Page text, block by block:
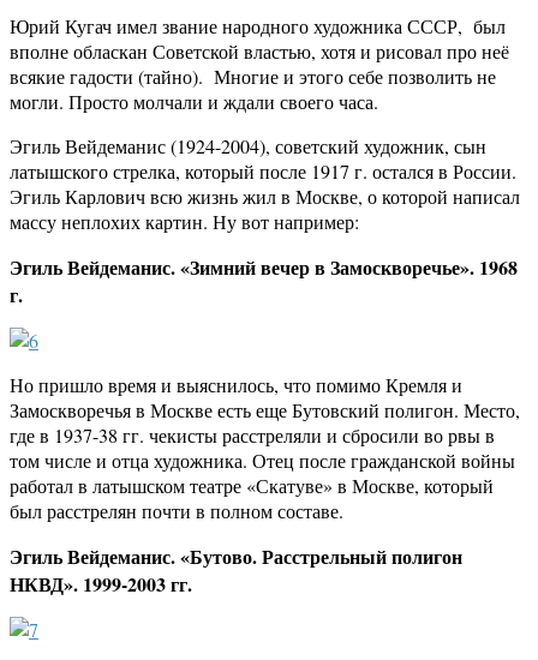
Юрий Кугач имел звание народного художника СССР, был
вполне обласкан Советской властью, хотя и рисовал про неё
всякие гадости (тайно). Многие и этого себе позволить не
могли. Просто молчали и ждали своего часа.
Эгиль Вейдеманис (1924-2004), советский художник, сын
латышского стрелка, который после 1917 г. остался в России.
Эгиль Карлович всю жизнь жил в Москве, о которой написал
массу неплохих картин. Ну вот например:
Эгиль Вейдеманис. «Зимний вечер в Замоскворечье». 1968
г.
Но пришло время и выяснилось, что помимо Кремля и
Замоскворечья в Москве есть еще Бутовский полигон. Место,
где в 1937-38 гг. чекисты расстреляли и сбросили во рвы в
том числе и отца художника. Отец после гражданской войны
работал в латышском театре «Скатуве» в Москве, который
был расстрелян почти в полном составе.
Эгиль Вейдеманис. «Бутово. Расстрельный полигон
НКВД». 1999-2003 гг.